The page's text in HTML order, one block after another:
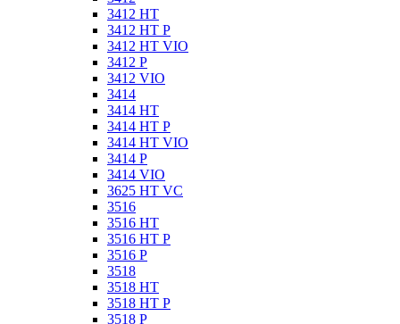
3412 HT
3412 HT P
3412 HT VIO
3412 P
3412 VIO
3414
3414 HT
3414 HT P
3414 HT VIO
3414 P
3414 VIO
3625 HT VC
3516
3516 HT
3516 HT P
3516 P
3518
3518 HT
3518 HT P
3518 P